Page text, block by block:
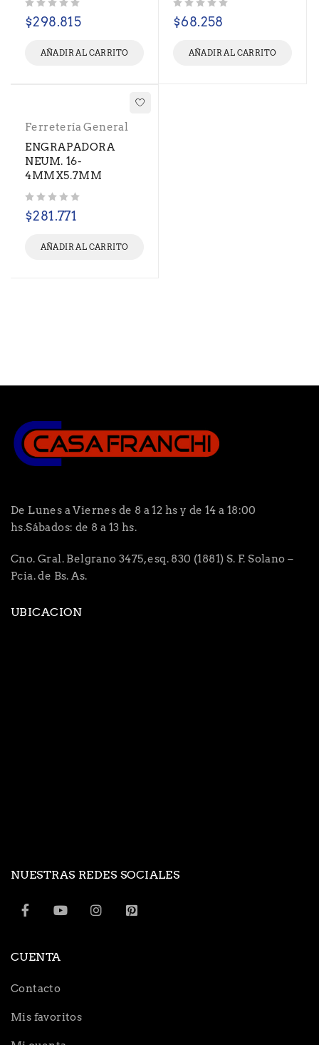
$298.815
AÑADIR AL CARRITO
$68.258
AÑADIR AL CARRITO
Ferretería General
ENGRAPADORA
NEUM. 16-
4MMX5.7MM
$281.771
AÑADIR AL CARRITO
De Lunes a Viernes de 8 a 12 hs y de 14 a 18:00
hs.Sábados: de 8 a 13 hs.
Cno. Gral. Belgrano 3475, esq. 830 (1881) S. F. Solano –
Pcia. de Bs. As.
UBICACION
NUESTRAS REDES SOCIALES
CUENTA
Contacto
Mis favoritos